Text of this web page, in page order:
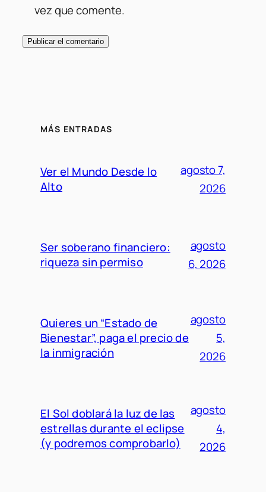
vez que comente.
MÁS ENTRADAS
Ver el Mundo Desde lo
Alto
agosto 7,
2026
Ser soberano financiero:
riqueza sin permiso
agosto
6, 2026
Quieres un “Estado de
Bienestar”, paga el precio de
la inmigración
agosto
5,
2026
El Sol doblará la luz de las
estrellas durante el eclipse
(y podremos comprobarlo)
agosto
4,
2026